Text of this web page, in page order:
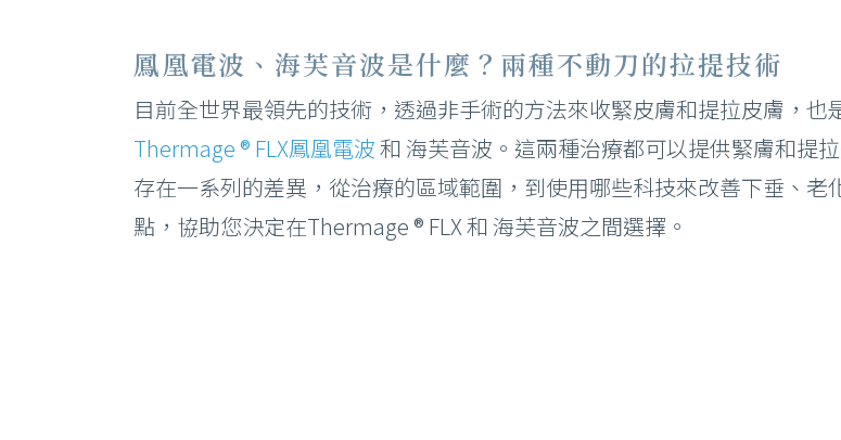
–
鳳凰電波
海芙音波
臉部雷射 術前後注意事項
刺青雷射 術前後注意事項
ＵＰ/ 鉺雅鉻 術前後注意事項
鳳凰電波、海芙音波是什麼？兩種不動刀的拉提技術
目前全世界最領先的技術，透過非手術的方法來收緊皮膚和提拉皮膚，也
Thermage ® FLX鳳凰電波和 海芙音波。這兩種治療都可以提供緊膚和提
存在一系列的差異，從治療的區域範圍，到使用哪些科技來改善下垂、
點，協助您決定在Thermage ® FLX 和 海芙音波之間選擇。